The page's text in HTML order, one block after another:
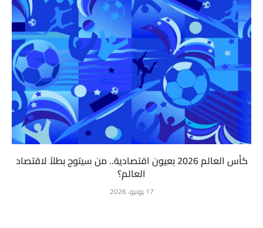
كأس العالم 2026 بعيون اقتصادية.. من سيتوج بطلاً لاقتصاد
العالم؟
17 يونيو، 2026